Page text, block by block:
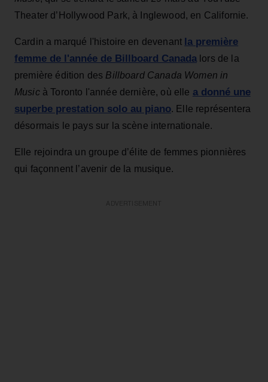
Theater d’Hollywood Park, à Inglewood, en Californie.
Cardin a marqué l'histoire en devenant la première
femme de l'année de Billboard Canada lors de la
première édition des Billboard Canada Women in
Musicà Toronto l'année dernière, où elle a donné une
superbe prestation solo au piano. Elle représentera
désormais le pays sur la scène internationale.
Elle rejoindra un groupe d’élite de femmes pionnières
qui façonnent l’avenir de la musique.